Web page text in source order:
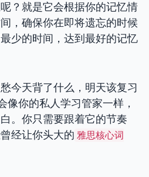
？就是它会根据你的记忆情
，确保你在即将遗忘的时候
少的时间，达到最好的记忆
今天背了什么，明天该复习
像你的私人学习管家一样，
。你只需要跟着它的节奏
经让你头大的 雅思核心词